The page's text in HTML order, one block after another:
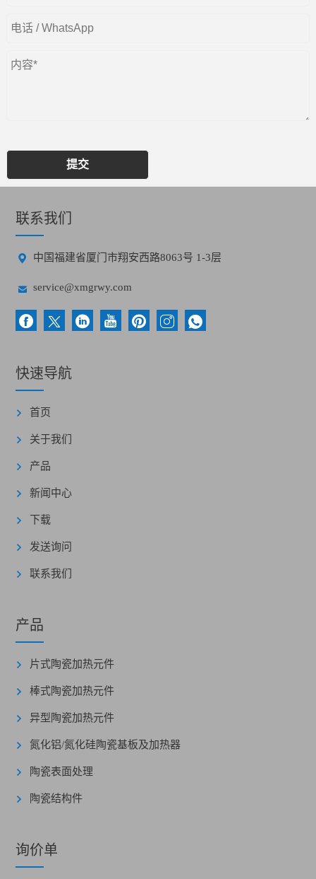
提交
联系我们
 中国福建省厦门市翔安西路8063号 1-3层
 service@xmgrwy.com
快速导航
首页
关于我们
产品
新闻中心
下载
发送询问
联系我们
产品
片式陶瓷加热元件
棒式陶瓷加热元件
异型陶瓷加热元件
氮化铝/氮化硅陶瓷基板及加热器
陶瓷表面处理
陶瓷结构件
询价单